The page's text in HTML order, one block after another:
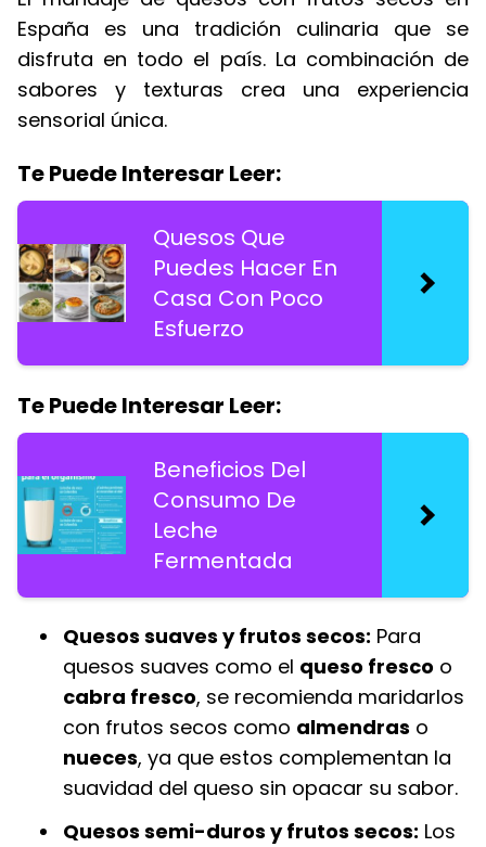
España es una tradición culinaria que se
disfruta en todo el país. La combinación de
sabores y texturas crea una experiencia
sensorial única.
Te Puede Interesar Leer:
Quesos Que
Puedes Hacer En
Casa Con Poco
Esfuerzo
Te Puede Interesar Leer:
Beneficios Del
Consumo De
Leche
Fermentada
Quesos suaves y frutos secos: Para
quesos suaves como el queso fresco o
cabra fresco, se recomienda maridarlos
con frutos secos como almendras o
nueces, ya que estos complementan la
suavidad del queso sin opacar su sabor.
Quesos semi-duros y frutos secos: Los